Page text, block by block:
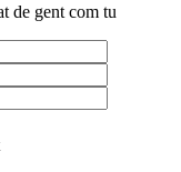
de gent com tu